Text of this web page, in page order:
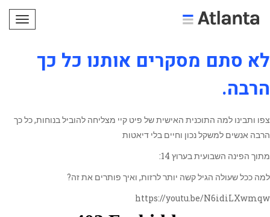
לא סתם מסקרים אותנו כל כך
הרבה.
צפו ותבינו למה התוכנית האישית של פיט קיי מצליחה להוביל בנוחות, כל כך
הרבה אנשים למשקל נכון וחיים בלי דיאטות
מתוך הפינה השבועית בערוץ 14:
למה ככל שעולה הגיל קשה יותר לרזות, ואיך פותרים את זה?
https://youtu.be/N6idiLXwmqw